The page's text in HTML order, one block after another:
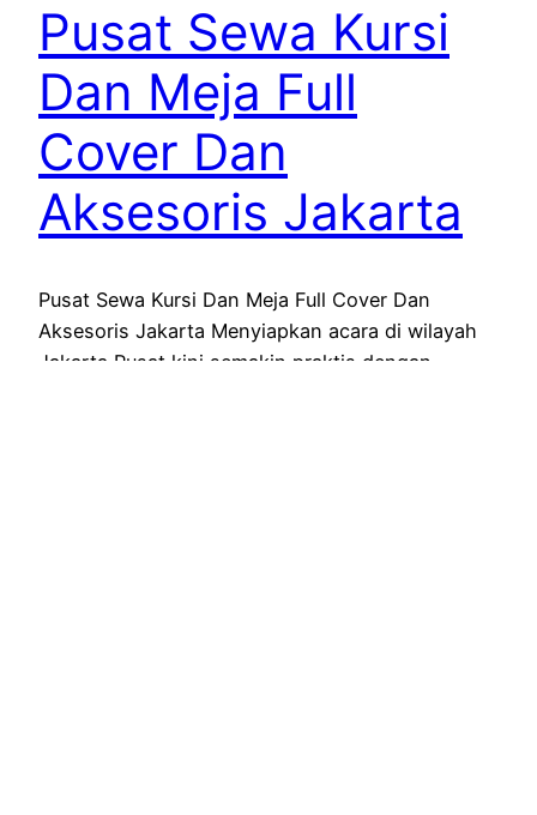
Pusat Sewa Kursi
Dan Meja Full
Cover Dan
Aksesoris Jakarta
Pusat Sewa Kursi Dan Meja Full Cover Dan
Aksesoris Jakarta Menyiapkan acara di wilayah
Jakarta Pusat kini semakin praktis dengan